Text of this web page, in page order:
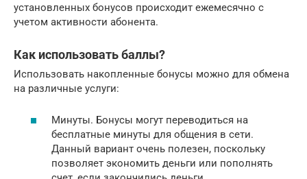
установленных бонусов происходит ежемесячно с
учетом активности абонента.
Как использовать баллы?
Использовать накопленные бонусы можно для обмена
на различные услуги:
Минуты. Бонусы могут переводиться на
бесплатные минуты для общения в сети.
Данный вариант очень полезен, поскольку
позволяет экономить деньги или пополнять